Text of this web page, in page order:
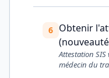
6 Obtenir
Attestation
médecin du